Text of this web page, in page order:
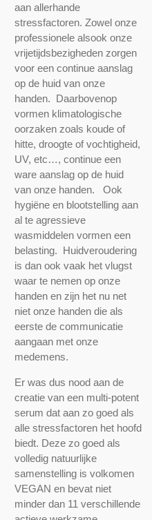
aan allerhande
stressfactoren. Zowel onze
professionele alsook onze
vrijetijdsbezigheden zorgen
voor een continue aanslag
op de huid van onze
handen. Daarbovenop
vormen klimatologische
oorzaken zoals koude of
hitte, droogte of vochtigheid,
UV, etc…, continue een
ware aanslag op de huid
van onze handen.
Ook
hygiëne en blootstelling aan
al te agressieve
wasmiddelen vormen een
belasting. Huidveroudering
is dan ook vaak het vlugst
waar te nemen op onze
handen en zijn het nu net
niet onze handen die als
eerste de communicatie
aangaan met onze
medemens.
Er was dus nood aan de
creatie van een multi-potent
serum dat aan zo goed als
alle stressfactoren het hoofd
biedt. Deze zo goed als
volledig natuurlijke
samenstelling is volkomen
VEGAN en bevat niet
minder dan 11 verschillende